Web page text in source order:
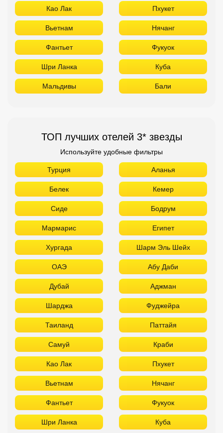
Као Лак Пхукет
Вьетнам Нячанг
Фантьет Фукуок
Шри Ланка Куба
Мальдивы Бали
ТОП лучших отелей 3* звезды
Используйте удобные фильтры
Турция Аланья
Белек Кемер
Сиде Бодрум
Мармарис Египет
Хургада Шарм Эль Шейх
ОАЭ Абу Даби
Дубай Аджман
Шарджа Фуджейра
Таиланд Паттайя
Самуй Краби
Као Лак Пхукет
Вьетнам Нячанг
Фантьет Фукуок
Шри Ланка Куба